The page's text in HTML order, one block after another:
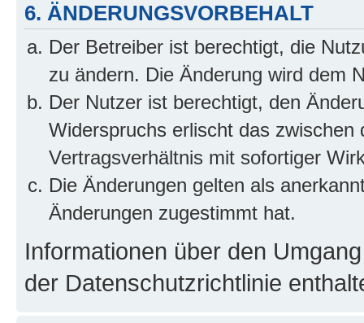
6. ÄNDERUNGSVORBEHALT
Der Betreiber ist berechtigt, die
zu ändern. Die Änderung wird dem
Der Nutzer ist berechtigt, den
Widerspruchs erlischt das
Vertragsverhältnis mit sofortiger
Die Änderungen gelten als
Änderungen zugestimmt hat.
Informationen über den
der Datenschutzrichtlinie